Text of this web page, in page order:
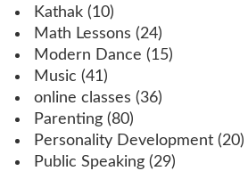
Kathak (10)
Math Lessons (24)
Modern Dance (15)
Music (41)
online classes (36)
Parenting (80)
Personality Development (20)
Public Speaking (29)